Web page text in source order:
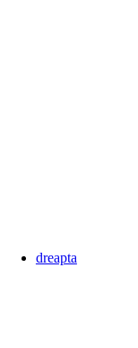
dreapta